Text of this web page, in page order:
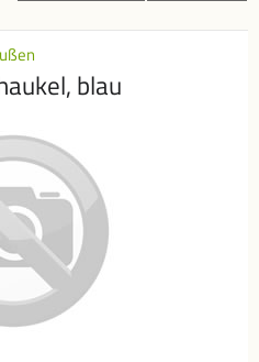
blau